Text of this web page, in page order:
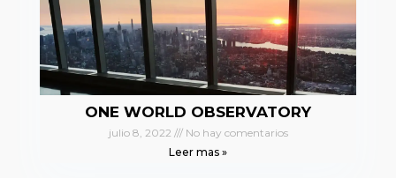
ONE WORLD OBSERVATORY
julio 8, 2022
No hay comentarios
Leer mas »